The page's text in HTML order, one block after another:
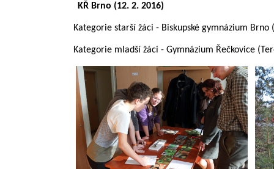
KŘ Brno (12. 2. 2016)
Kategorie starší žáci - Biskupské gymnázium
Kategorie mladší žáci - Gymnázium Řečkovice